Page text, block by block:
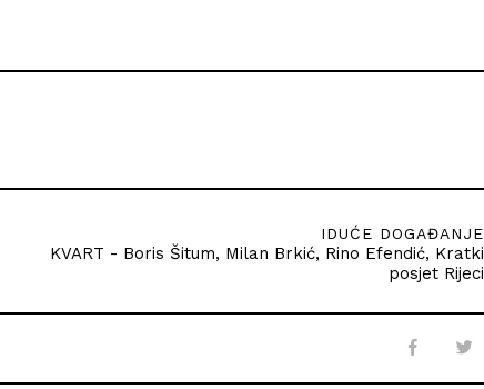
IDUĆE DOGAĐANJE
KVART - Boris Šitum, Milan Brkić, Rino Efendić, Kratki
posjet Rijeci